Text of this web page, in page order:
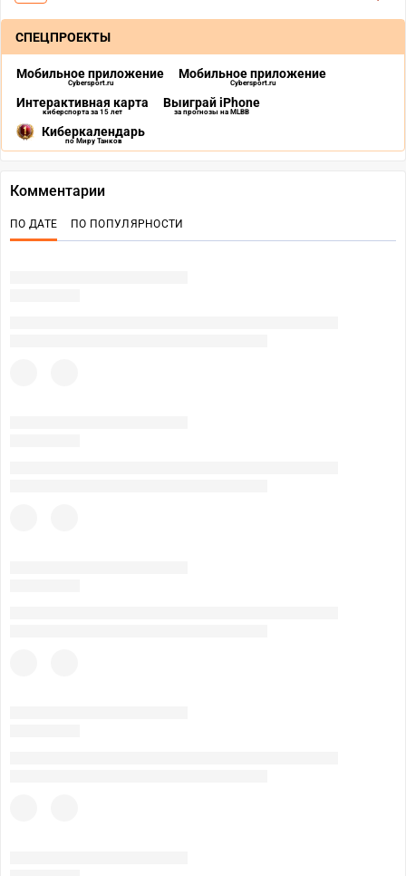
СПЕЦПРОЕКТЫ
Мобильное приложение
Cybersport.ru
Мобильное приложение
Cybersport.ru
Интерактивная карта
киберспорта за 15 лет
Выиграй iPhone
за прогнозы на MLBB
Киберкалендарь
по Миру Танков
Комментарии
ПО ДАТЕ ПО ПОПУЛЯРНОСТИ